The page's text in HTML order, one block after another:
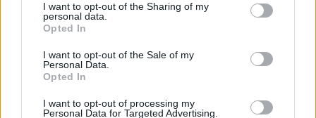
I want to opt-out of the Sharing of my
personal data.
Opted In
I want to opt-out of the Sale of my
Personal Data.
Opted In
I want to opt-out of processing my
Personal Data for Targeted Advertising.
Kiderült, ekkora fizetéssel már jómódúnak
számítasz Magyarországon: tágul az olló